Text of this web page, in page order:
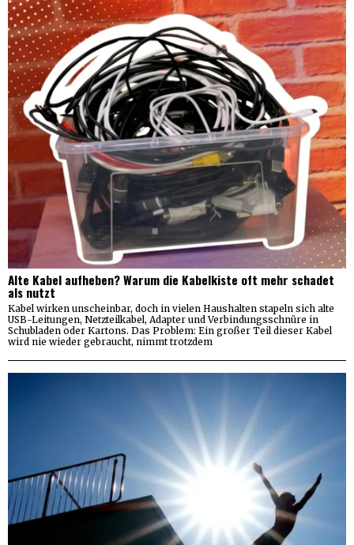
Alte Kabel aufheben? Warum die Kabelkiste oft mehr schadet
als nutzt
Kabel wirken unscheinbar, doch in vielen Haushalten stapeln sich alte
USB-Leitungen, Netzteilkabel, Adapter und Verbindungsschnüre in
Schubladen oder Kartons. Das Problem: Ein großer Teil dieser Kabel
wird nie wieder gebraucht, nimmt trotzdem